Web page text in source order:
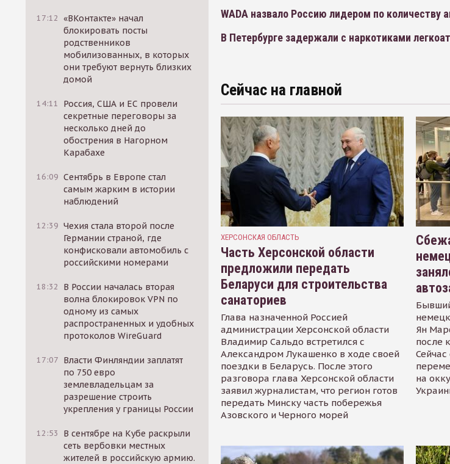
17:12 «ВКонтакте» начал
блокировать посты
родственников
мобилизованных, в которых
они требуют вернуть близких
домой
14:11
Россия, США и ЕС провели
секретные переговоры за
несколько дней до
обострения в Нагорном
Карабахе
16:09 Сентябрь в Европе стал
самым жарким в истории
наблюдений
12:39 Чехия стала второй после
Германии страной, где
конфисковали автомобиль с
российскими номерами
18:32
В России началась вторая
волна блокировок VPN по
одному из самых
распространенных и удобных
протоколов WireGuard
17:07 Власти Финляндии заплатят
по 750 евро
землевладельцам за
разрешение строить
укрепления у границы России
12:53
В сентябре на Кубе раскрыли
сеть вербовки местных
жителей в российскую армию.
WADA назвало Россию лидером по количеству
В Петербурге задержали с наркотиками
Сейчас на главной
ХЕРСОНСКАЯ ОБЛАСТЬ
Часть Херсонской области
предложили передать
Беларуси для строительства
санаториев
Глава назначенной Россией
администрации Херсонской области
Владимир Сальдо встретился с
Александром Лукашенко в ходе своей
поездки в Беларусь. После этого
разговора глава Херсонской области
заявил журналистам, что регион готов
передать Минску часть побережья
Азовского и Черного морей
Ян
после
на